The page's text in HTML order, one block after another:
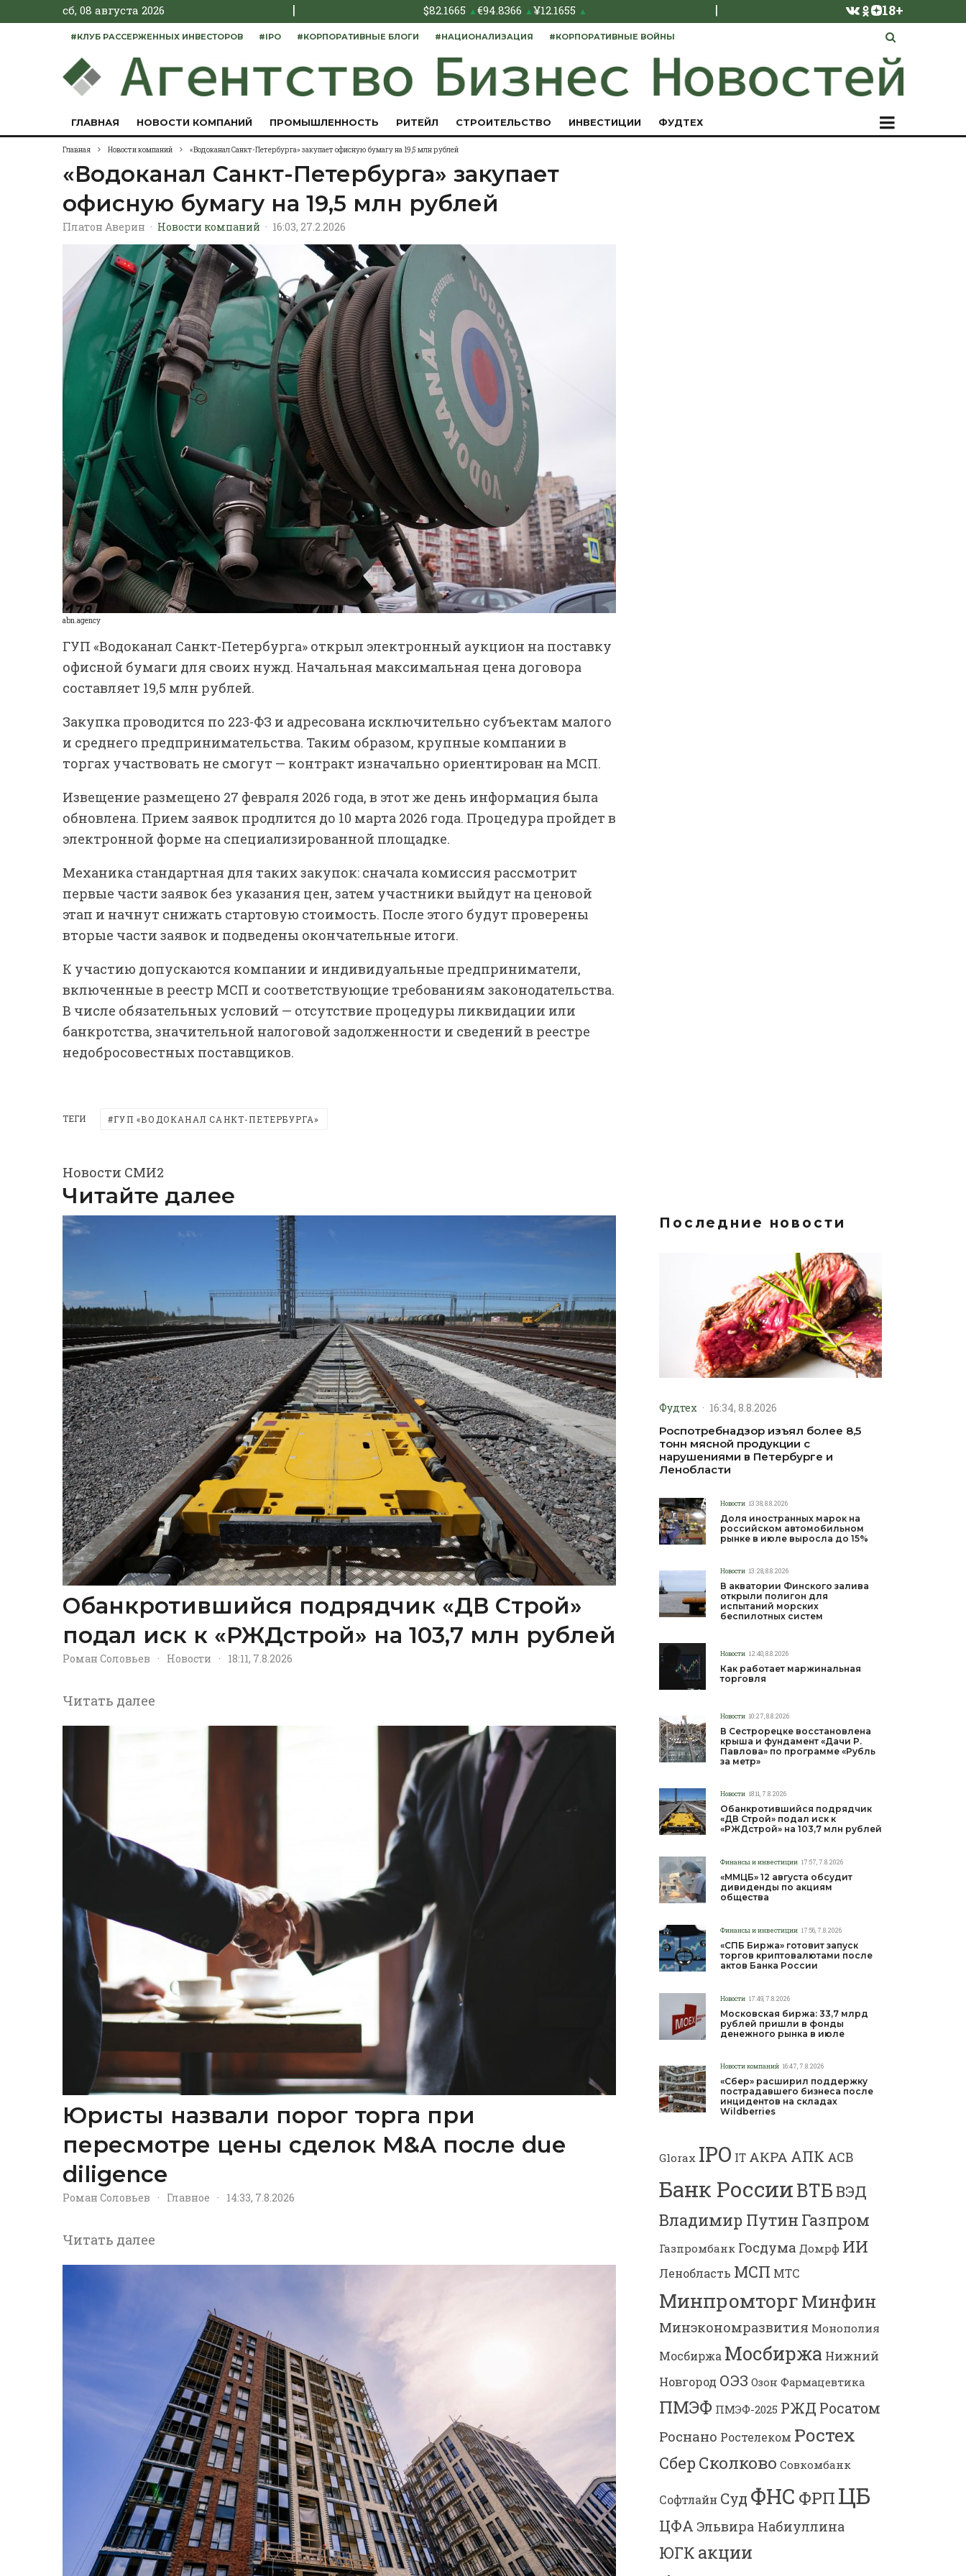
сб, 08 августа 2026 | $82.1665 ▲€94.8366 ▲¥12.1655 ▲ | 18+
#КЛУБ РАССЕРЖЕННЫХ ИНВЕСТОРОВ #IPO #КОРПОРАТИВНЫЕ БЛОГИ #НАЦИОНАЛИЗАЦИЯ #КОРПОРАТИВНЫЕ ВОЙНЫ
ГЛАВНАЯ НОВОСТИ КОМПАНИЙ ПРОМЫШЛЕННОСТЬ РИТЕЙЛ СТРОИТЕЛЬСТВО ИНВЕСТИЦИИ ФУДТЕХ
Главная Новости компаний «Водоканал Санкт-Петербурга» закупает офисную бумагу на 19,5 млн рублей
«Водоканал Санкт-Петербурга» закупает
офисную бумагу на 19,5 млн рублей
Платон Аверин · Новости компаний · 16:03, 27.2.2026
abn.agency
ГУП «Водоканал Санкт-Петербурга» открыл электронный аукцион на поставку
офисной бумаги для своих нужд. Начальная максимальная цена договора
составляет 19,5 млн рублей.
Закупка проводится по 223-ФЗ и адресована исключительно субъектам малого
и среднего предпринимательства. Таким образом, крупные компании в
торгах участвовать не смогут — контракт изначально ориентирован на МСП.
Извещение размещено 27 февраля 2026 года, в этот же день информация была
обновлена. Прием заявок продлится до 10 марта 2026 года. Процедура пройдет в
электронной форме на специализированной площадке.
Механика стандартная для таких закупок: сначала комиссия рассмотрит
первые части заявок без указания цен, затем участники выйдут на ценовой
этап и начнут снижать стартовую стоимость. После этого будут проверены
вторые части заявок и подведены окончательные итоги.
К участию допускаются компании и индивидуальные предприниматели,
включенные в реестр МСП и соответствующие требованиям законодательства.
В числе обязательных условий — отсутствие процедуры ликвидации или
банкротства, значительной налоговой задолженности и сведений в реестре
недобросовестных поставщиков.
ТЕГИ ГУП «ВОДОКАНАЛ САНКТ-ПЕТЕРБУРГА»
Новости СМИ2
Читайте далее
Обанкротившийся подрядчик «ДВ Строй»
подал иск к «РЖДстрой» на 103,7 млн рублей
Роман Соловьев · Новости · 18:11, 7.8.2026
Читать далее
Юристы назвали порог торга при
пересмотре цены сделок M&A после due
diligence
Роман Соловьев · Главное · 14:33, 7.8.2026
Читать далее
Последние новости
Фудтех · 16:34, 8.8.2026
Роспотребнадзор изъял более 8,5
тонн мясной продукции с
нарушениями в Петербурге и
Ленобласти
Новости 13:38, 8.8.2026
Доля иностранных марок на
российском автомобильном
рынке в июле выросла до 15%
Новости 13:28, 8.8.2026
В акватории Финского залива
открыли полигон для
испытаний морских
беспилотных систем
Новости 12:40, 8.8.2026
Как работает маржинальная
торговля
Новости 10:27, 8.8.2026
В Сестрорецке восстановлена
крыша и фундамент «Дачи Р.
Павлова» по программе «Рубль
за метр»
Новости 18:11, 7.8.2026
Обанкротившийся подрядчик
«ДВ Строй» подал иск к
«РЖДстрой» на 103,7 млн рублей
Финансы и инвестиции 17:57, 7.8.2026
«ММЦБ» 12 августа обсудит
дивиденды по акциям
общества
Финансы и инвестиции 17:56, 7.8.2026
«СПБ Биржа» готовит запуск
торгов криптовалютами после
актов Банка России
Новости 17:49, 7.8.2026
Московская биржа: 33,7 млрд
рублей пришли в фонды
денежного рынка в июле
Новости компаний 16:47, 7.8.2026
«Сбер» расширил поддержку
пострадавшего бизнеса после
инцидентов на складах
Wildberries
Glorax IPO IT АКРА АПК АСВ
Банк РоссииВТБВЭД
Владимир Путин Газпром
Газпромбанк Госдума Домрф ИИ
Ленобласть МСП МТС
МинпромторгМинфин
Минэкономразвития Монополия
Мосбиржа Мосбиржа Нижний
Новгород ОЭЗ Озон Фармацевтика
ПМЭФ ПМЭФ-2025 РЖД Росатом
Роснано Ростелеком Ростех
Сбер Сколково Совкомбанк
Софтлайн Суд ФНС ФРП ЦБ
ЦФА Эльвира Набиуллина
ЮГК акции